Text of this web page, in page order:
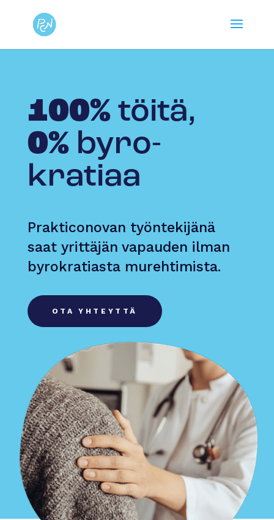
100%töitä,
0% byro­
kratiaa
Prakticonovan työntekijänä
saat yrittäjän vapauden ilman
byrokratiasta murehtimista.
OTA YHTEYTTÄ